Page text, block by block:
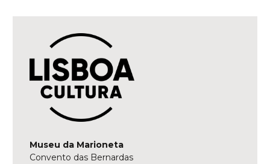
Museu da Marioneta
Convento das Bernardas